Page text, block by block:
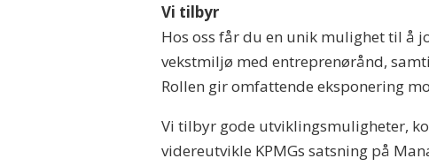
Vi tilbyr
Hos oss får du en unik mulighet til å
vekstmiljø med entreprenørånd,
Rollen gir omfattende eksponering
Vi tilbyr gode utviklingsmuligheter,
videreutvikle KPMGs satsning på